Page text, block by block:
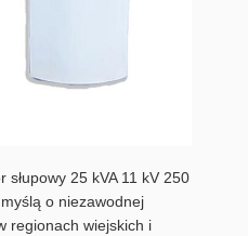
25 kVA 11 kV 250
o niezawodnej
regionach wiejskich i